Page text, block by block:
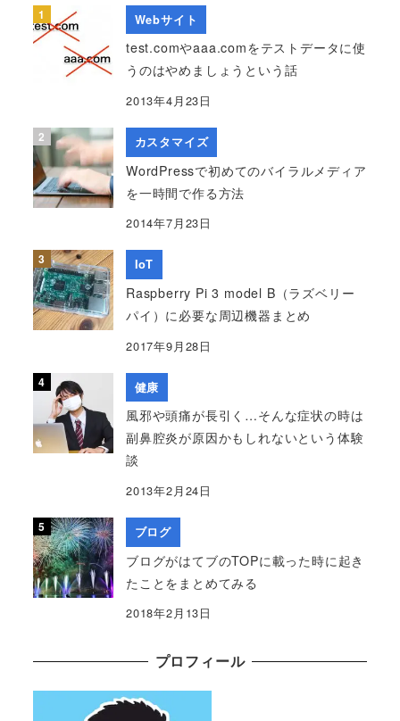
Webサイト
test.comやaaa.comをテストデータに使
うのはやめましょうという話
2013年4月23日
カスタマイズ
WordPressで初めてのバイラルメディア
を一時間で作る方法
2014年7月23日
IoT
Raspberry Pi 3 model B（ラズベリー
パイ）に必要な周辺機器まとめ
2017年9月28日
健康
風邪や頭痛が長引く…そんな症状の時は
副鼻腔炎が原因かもしれないという体験
談
2013年2月24日
ブログ
ブログがはてブのTOPに載った時に起き
たことをまとめてみる
2018年2月13日
プロフィール